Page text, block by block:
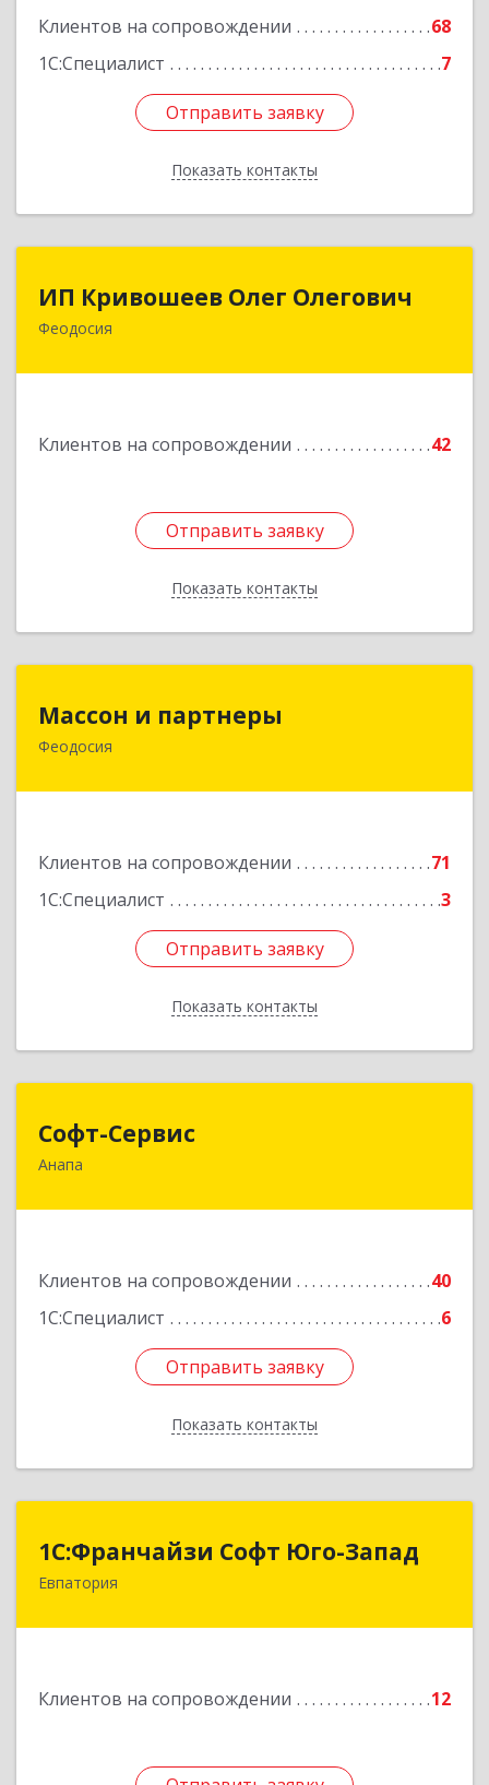
Клиентов на сопровождении
68
1С:Специалист
7
Отправить заявку
Показать контакты
Подробнее
Отправить заявку
Назад
ИП Кривошеев Олег Олегович
Феодосия
Клиентов на сопровождении 42
Отправить заявку
Показать контакты
Отправить заявку
Назад
Массон и партнеры
Феодосия
Клиентов на сопровождении
71
1С:Специалист
3
Отправить заявку
Показать контакты
298112, Крым Респ, Феодосия г, Крымская ул,
Отправить заявку
Назад
Софт-Сервис
Анапа
Клиентов на сопровождении
40
1С:Специалист
6
Отправить заявку
Показать контакты
353440, Краснодарский край, Анапский р-н,
Отправить заявку
Назад
1С:Франчайзи Софт Юго-Запад
Евпатория
Клиентов на сопровождении 12
1С:Франчайзи Софт Юго-Запад
297407, Крым Респ, Евпатория г, Победы пр-кт,